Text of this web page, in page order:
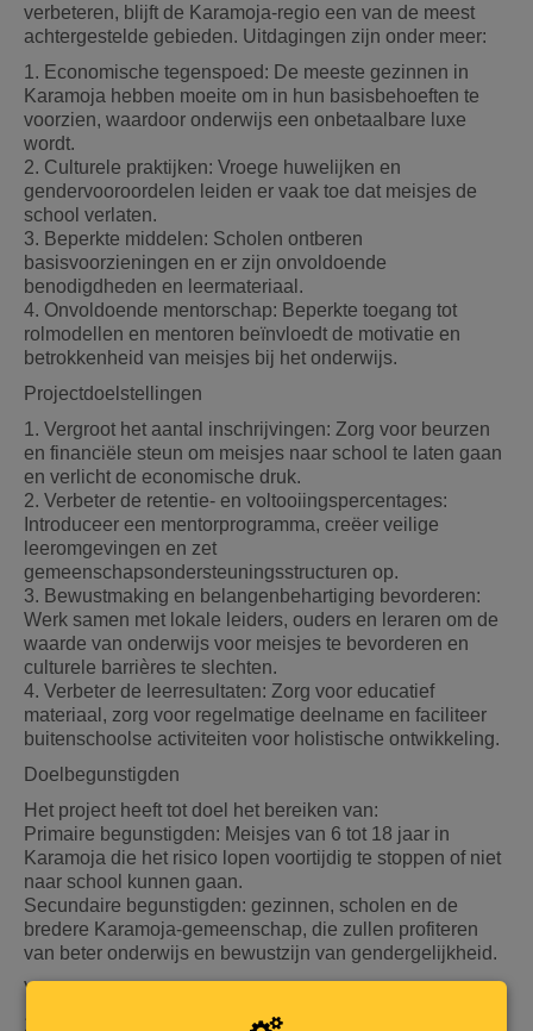
verbeteren, blijft de Karamoja-regio een van de meest
achtergestelde gebieden. Uitdagingen zijn onder meer:
1. Economische tegenspoed: De meeste gezinnen in
Karamoja hebben moeite om in hun basisbehoeften te
voorzien, waardoor onderwijs een onbetaalbare luxe
wordt.
2. Culturele praktijken: Vroege huwelijken en
gendervooroordelen leiden er vaak toe dat meisjes de
school verlaten.
3. Beperkte middelen: Scholen ontberen
basisvoorzieningen en er zijn onvoldoende
benodigdheden en leermateriaal.
4. Onvoldoende mentorschap: Beperkte toegang tot
rolmodellen en mentoren beïnvloedt de motivatie en
betrokkenheid van meisjes bij het onderwijs.
Projectdoelstellingen
1. Vergroot het aantal inschrijvingen: Zorg voor beurzen
en financiële steun om meisjes naar school te laten gaan
en verlicht de economische druk.
2. Verbeter de retentie- en voltooiingspercentages:
Introduceer een mentorprogramma, creëer veilige
leeromgevingen en zet
gemeenschapsondersteuningsstructuren op.
3. Bewustmaking en belangenbehartiging bevorderen:
Werk samen met lokale leiders, ouders en leraren om de
waarde van onderwijs voor meisjes te bevorderen en
culturele barrières te slechten.
4. Verbeter de leerresultaten: Zorg voor educatief
materiaal, zorg voor regelmatige deelname en faciliteer
buitenschoolse activiteiten voor holistische ontwikkeling.
Doelbegunstigden
Het project heeft tot doel het bereiken van:
Primaire begunstigden: Meisjes van 6 tot 18 jaar in
Karamoja die het risico lopen voortijdig te stoppen of niet
naar school kunnen gaan.
Secundaire begunstigden: gezinnen, scholen en de
bredere Karamoja-gemeenschap, die zullen profiteren
van beter onderwijs en bewustzijn van gendergelijkheid.
Voorgestelde activiteiten
1. Beurzen en financiële steun: Bied beurzen aan voor